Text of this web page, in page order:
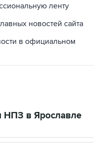
ленту
новостей сайта
в официальном
в Ярославле